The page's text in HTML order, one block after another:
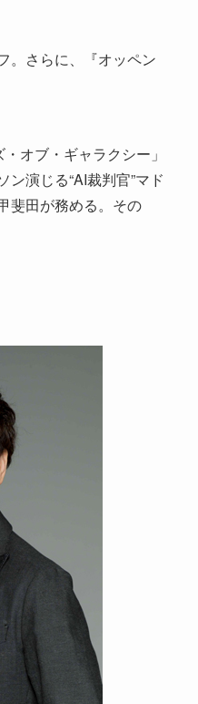
。さらに、『オッペン
オブ・ギャラクシー」
演じる“AI裁判官”マド
斐田が務める。その